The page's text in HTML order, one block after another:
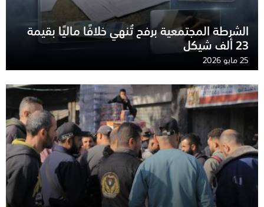
الشرطة المجتمعية برفح تُنهي خلافًا ماليًا بقيمة
23 ألف شيكل
25 مايو 2026